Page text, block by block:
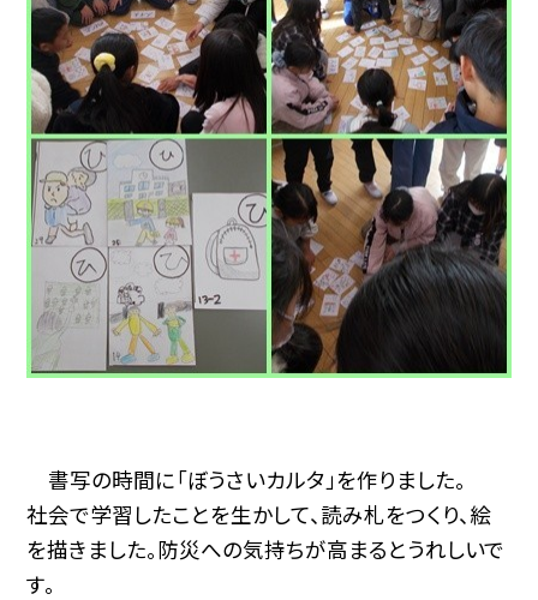
書写の時間に「ぼうさいカルタ」を作りました。
社会で学習したことを生かして、読み札をつくり、絵
を描きました。防災への気持ちが高まるとうれしいで
す。